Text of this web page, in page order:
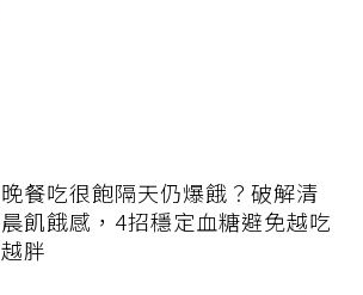
晚餐吃很飽隔天仍爆餓？破解清
晨飢餓感，4招穩定血糖避免越吃
越胖